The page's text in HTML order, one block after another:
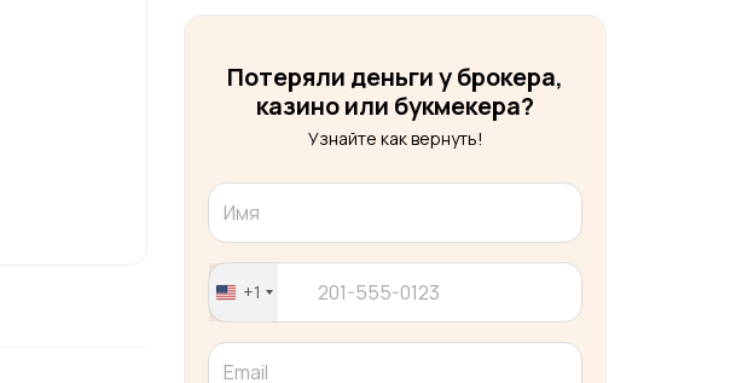
Потеряли деньги у брокера,
казино или букмекера?
Узнайте как вернуть!
United
States
+1
+1